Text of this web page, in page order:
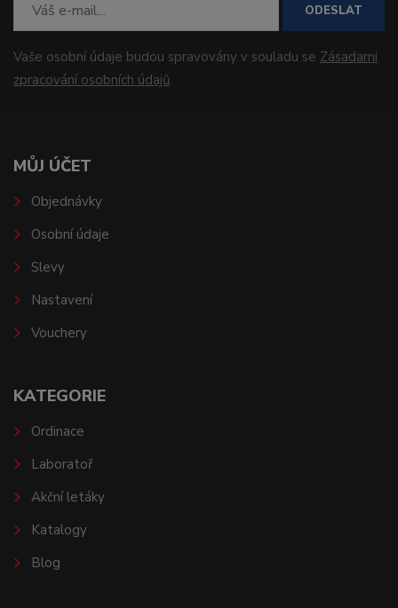
ODESLAT
Vaše osobní údaje budou spravovány v souladu se Zásadami
zpracování osobních údajů.
MŮJ ÚČET
Objednávky
Osobní údaje
Slevy
Nastavení
Vouchery
KATEGORIE
Ordinace
Laboratoř
Akční letáky
Katalogy
Blog